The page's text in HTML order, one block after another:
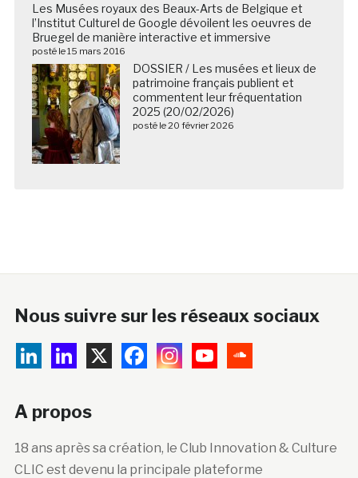
Les Musées royaux des Beaux-Arts de Belgique et
l’Institut Culturel de Google dévoilent les oeuvres de
Bruegel de manière interactive et immersive
posté le 15 mars 2016
DOSSIER / Les musées et lieux de
patrimoine français publient et
commentent leur fréquentation
2025 (20/02/2026)
posté le 20 février 2026
Nous suivre sur les réseaux sociaux
A propos
18 ans après sa création, le Club Innovation & Culture
CLIC est devenu la principale plateforme